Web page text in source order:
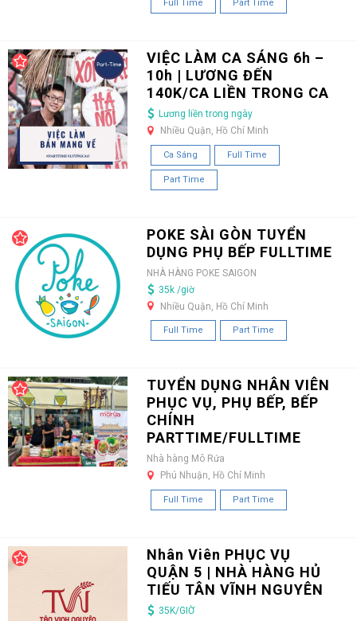
Full Time Part Time
VIỆC LÀM CA SÁNG 6h –
10h | LƯƠNG ĐẾN
140K/CA LIỀN TRONG CA
Lương liền trong ngày
Nhiều Quận, Hồ Chí Minh
Ca Sáng Full Time
Part Time
POKE SÀI GÒN TUYỂN
DỤNG PHỤ BẾP FULLTIME
NHÀ HÀNG POKE SAIGON
35k /giờ
Nhiều Quận, Hồ Chí Minh
Full Time Part Time
TUYỂN DỤNG NHÂN VIÊN
PHỤC VỤ, PHỤ BẾP, BẾP
CHÍNH
PARTTIME/FULLTIME
Nhà hàng Mô Rứa
Phú Nhuận, Hồ Chí Minh
Full Time Part Time
Nhân Viên PHỤC VỤ
QUẬN 5 | NHÀ HÀNG HỦ
TIẾU TÂN VĨNH NGUYÊN
35K/GIỜ